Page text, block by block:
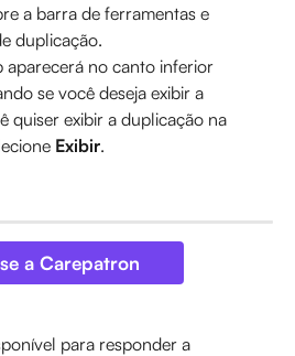
a barra de ferramentas e
duplicação.
aparecerá no canto inferior
se você deseja exibir a
quiser exibir a duplicação na
Exibir.
a Carepatron
para responder a